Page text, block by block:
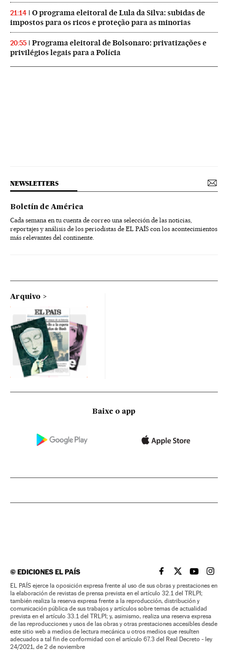
21:14
O programa eleitoral de Lula da Silva: subidas de
impostos para os ricos e proteção para as minorias
20:55
Programa eleitoral de Bolsonaro: privatizações e
privilégios legais para a Polícia
NEWSLETTERS
Boletín de América
Cada semana en tu cuenta de correo una selección de las noticias,
reportajes y análisis de los periodistas de EL PAÍS con los acontecimientos
más relevantes del continente.
Arquivo
Baixe o app
©EDICIONES EL PAÍS EL PAÍS BRASIL EN
EL PAÍSEL PAÍS
EL
EL PAÍS ejerce la oposición expresa frente al uso de sus obras y prestaciones en
la elaboración de revistas de prensa prevista en el artículo 32.1 del TRLPI;
también realiza la reserva expresa frente a la reproducción, distribución y
comunicación pública de sus trabajos y artículos sobre temas de actualidad
prevista en el artículo 33.1 del TRLPI; y, asimismo, realiza una reserva expresa
de las reproducciones y usos de las obras y otras prestaciones accesibles desde
este sitio web a medios de lectura mecánica u otros medios que resulten
adecuados a tal fin de conformidad con el artículo 67.3 del Real Decreto - ley
24/2021, de 2 de noviembre